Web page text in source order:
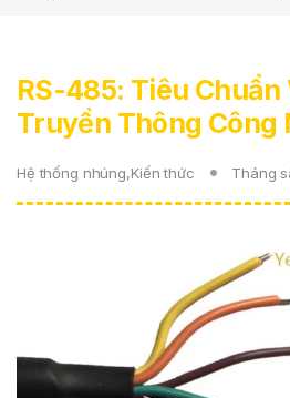
RS-485: Tiêu Chuẩn
Truyền Thông Công
Hệ thống nhúng,Kiến thức Tháng